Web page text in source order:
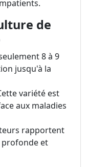
de
8 à 9
jusqu'à la
variété est
aux maladies
rapportent
profonde et